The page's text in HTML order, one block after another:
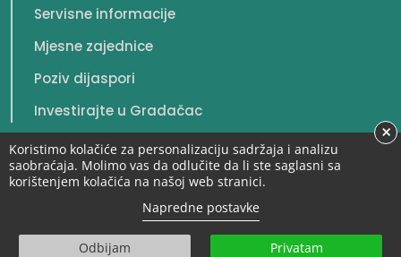
Servisne informacije
Mjesne zajednice
Poziv dijaspori
Investirajte u Gradačac
© 2026. Grad Gradačac. Sva prava zadržana.
Koristimo kolačiće za personalizaciju sadržaja i analizu
saobraćaja. Molimo vas da odlučite da li ste saglasni sa
korištenjem kolačića na našoj web stranici.
Napredne postavke
Odbijam Privatam
×